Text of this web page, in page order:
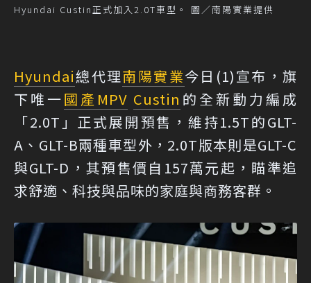
Hyundai Custin正式加入2.0T車型。 圖／南陽實業提供
Hyundai總代理南陽實業今日(1)宣布，旗
下唯一國產 MPV Custin 的全新動力編成
「2.0T」正式展開預售，維持1.5T的GLT-
A、GLT-B兩種車型外，2.0T版本則是GLT-C
與GLT-D，其預售價自157萬元起，瞄準追
求舒適、科技與品味的家庭與商務客群。